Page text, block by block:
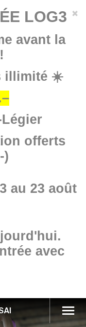
×
LOG3
avant la
illimité ☀️
Légier
offerts
)
au 23 août
avec